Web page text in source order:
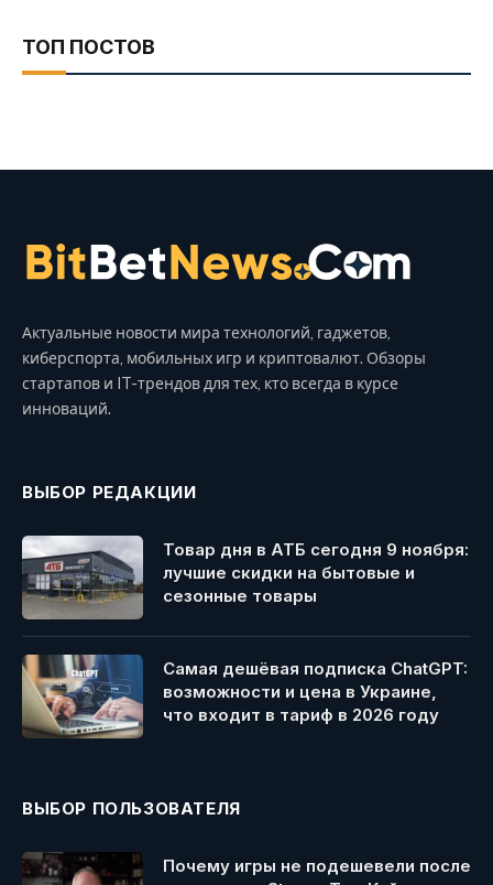
ТОП ПОСТОВ
Актуальные новости мира технологий, гаджетов,
киберспорта, мобильных игр и криптовалют. Обзоры
стартапов и IT-трендов для тех, кто всегда в курсе
инноваций.
ВЫБОР РЕДАКЦИИ
Товар дня в АТБ сегодня 9 ноября:
лучшие скидки на бытовые и
сезонные товары
Самая дешёвая подписка ChatGPT:
возможности и цена в Украине,
что входит в тариф в 2026 году
ВЫБОР ПОЛЬЗОВАТЕЛЯ
Почему игры не подешевели после